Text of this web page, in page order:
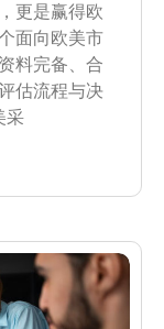
更是赢得欧
面向欧美市
料完备、合
估流程与决
采